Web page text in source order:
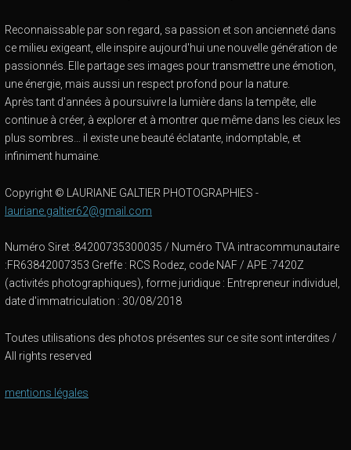
Reconnaissable par son regard, sa passion et son ancienneté dans
ce milieu exigeant, elle inspire aujourd'hui une nouvelle génération de
passionnés. Elle partage ses images pour transmettre une émotion,
une énergie, mais aussi un respect profond pour la nature.
Après tant d'années à poursuivre la lumière dans la tempête, elle
continue à créer, à explorer et à montrer que même dans les cieux les
plus sombres… il existe une beauté éclatante, indomptable, et
infiniment humaine.
Copyright © LAURIANE GALTIER PHOTOGRAPHIES -
lauriane.galtier62@gmail.com
Numéro Siret :84200735300035 / Numéro TVA intracommunautaire
:FR63842007353 Greffe : RCS Rodez, code NAF / APE :7420Z
(activités photographiques), forme juridique : Entrepreneur individuel,
date d'immatriculation : 30/08/2018
Toutes utilisations des photos présentes sur ce site sont interdites /
All rights reserved
mentions légales